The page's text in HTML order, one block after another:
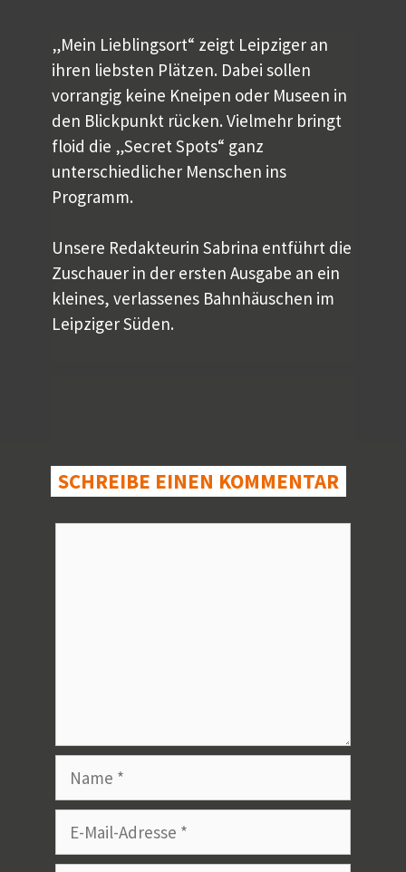
„Mein Lieblingsort“ zeigt Leipziger an
ihren liebsten Plätzen. Dabei sollen
vorrangig keine Kneipen oder Museen in
den Blickpunkt rücken. Vielmehr bringt
floid die „Secret Spots“ ganz
unterschiedlicher Menschen ins
Programm.
Unsere Redakteurin Sabrina entführt die
Zuschauer in der ersten Ausgabe an ein
kleines, verlassenes Bahnhäuschen im
Leipziger Süden.
SCHREIBE EINEN KOMMENTAR
Name